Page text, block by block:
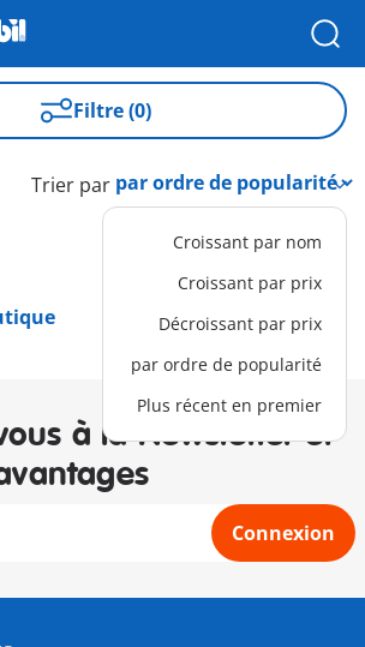
Filtre (0)
Trier par
Croissant par nom
Croissant par prix
Décroissant par prix
par ordre de popularité
Plus récent en premier
à la Newsletter et
Connexion